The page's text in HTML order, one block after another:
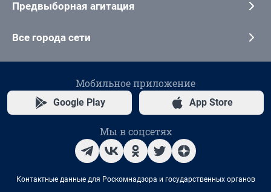
Предвыборная агитация
Все города сети
Мобильное приложение
Google Play App Store
Мы в соцсетях
Контактные данные для Роскомнадзора и государственных органов